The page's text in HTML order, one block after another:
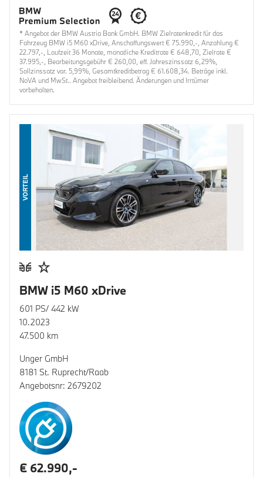
* Angebot der BMW Austria Bank GmbH. BMW Zielratenkredit für das
Fahrzeug BMW i5 M60 xDrive, Anschaffungswert € 75.990,-, Anzahlung €
22.797,-, Laufzeit 36 Monate, monatliche Kreditrate € 648,70, Zielrate €
37.995,-, Bearbeitungsgebühr € 260,00, eff. Jahreszinssatz 6,29%,
Sollzinssatz var. 5,99%, Gesamtkreditbetrag € 61.608,34. Beträge inkl.
NoVA und MwSt.. Angebot freibleibend. Änderungen und Irrtümer
vorbehalten.
VORTEIL
BMW i5 M60 xDrive
601 PS/ 442 kW
10.2023
47.500 km
Unger GmbH
8181 St. Ruprecht/Raab
Angebotsnr: 2679202
€ 62.990,-